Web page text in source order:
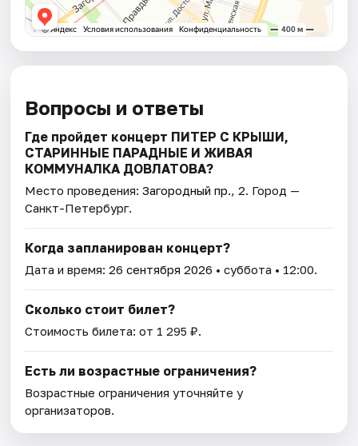
Вопросы и ответы
Где пройдет концерт ПИТЕР С КРЫШИ,
СТАРИННЫЕ ПАРАДНЫЕ И ЖИВАЯ
КОММУНАЛКА ДОВЛАТОВА?
Место проведения:Загородный пр., 2. Город —
Санкт-Петербург.
Когда запланирован концерт?
Дата и время:26 сентября 2026 • суббота • 12:00.
Сколько стоит билет?
Стоимость билета: от 1 295 ₽.
Есть ли возрастные ограничения?
Возрастные ограничения уточняйте у
организаторов.